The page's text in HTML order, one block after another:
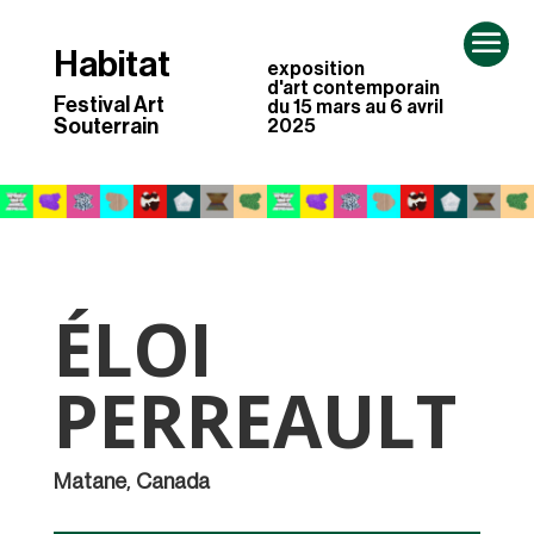
Habitat
Festival Art
Souterrain
exposition
d'art contemporain
du 15 mars au 6 avril
2025
ÉLOI
PERREAULT
Matane, Canada